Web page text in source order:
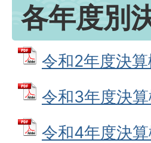
各年度別
令和2年度決
令和3年度決
令和4年度決